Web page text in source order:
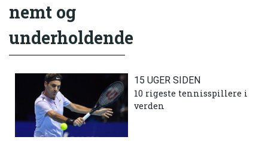
nemt og
underholdende
15 UGER SIDEN
10 rigeste tennisspillere i
verden